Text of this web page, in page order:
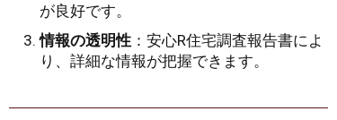
が良好です。
情報の透明性 ：安心R住宅調査報告書によ
り、詳細な情報が把握できます。